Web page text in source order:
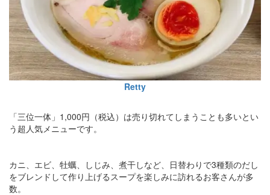
Retty
「三位一体」1,000円（税込）は売り切れてしまうことも多いとい
う超人気メニューです。
カニ、エビ、牡蠣、しじみ、煮干しなど、日替わりで3種類のだし
をブレンドして作り上げるスープを楽しみに訪れるお客さんが多
数。